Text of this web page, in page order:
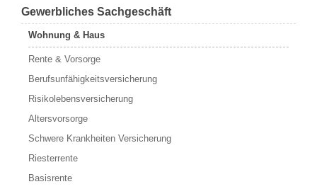
Gewerbliches Sachgeschäft
Wohnung & Haus
Rente & Vorsorge
Berufs­unfähigkeitsversicherung
Risikolebensversicherung
Altersvorsorge
Schwere Krankheiten Versicherung
Riesterrente
Basisrente